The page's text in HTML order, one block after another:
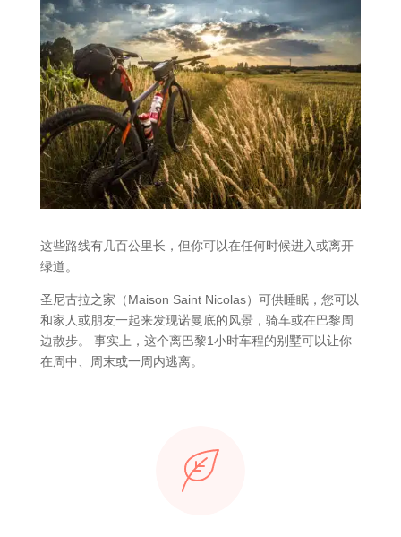
这些路线有几百公里长，但你可以在任何时候进入或离开
绿道。
圣尼古拉之家（Maison Saint Nicolas）可供睡眠，您可以
和家人或朋友一起来发现诺曼底的风景，骑车或在巴黎周
边散步。 事实上，这个离巴黎1小时车程的别墅可以让你
在周中、周末或一周内逃离。